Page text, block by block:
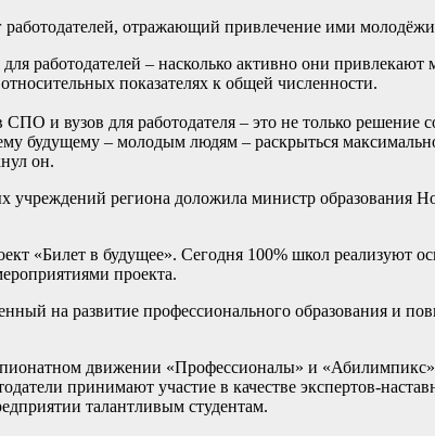
отражающий привлечение ими
работодателей – насколько активно они
показателях к общей численности.
и вузов для работодателя – это не только решение
будущему – молодым людям – раскрыться
он.
учреждений региона доложила министр образования
«Билет в будущее». Сегодня 100% школ реализуют
проекта.
на развитие профессионального образования и
движении «Профессионалы» и
принимают участие в качестве экспертов-
талантливым студентам.